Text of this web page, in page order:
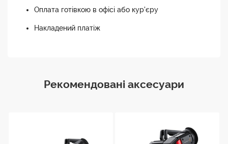
Оплата готівкою в офісі або кур'єру
Накладений платіж
Рекомендовані аксесуари